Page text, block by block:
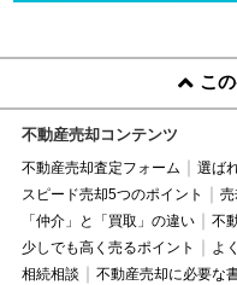
こ
不動産売却コンテンツ
不動産売却査定フォーム
選ば
スピード売却5つのポイント
「仲介」と「買取」の違い
不
少しでも高く売るポイント
よ
相続相談
不動産売却に必要な